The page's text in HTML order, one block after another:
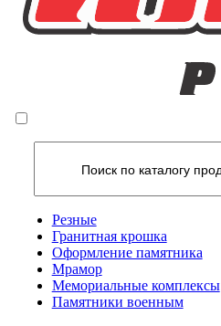
Резные
Гранитная крошка
Оформление памятника
Мрамор
Мемориальные комплексы
Памятники военным